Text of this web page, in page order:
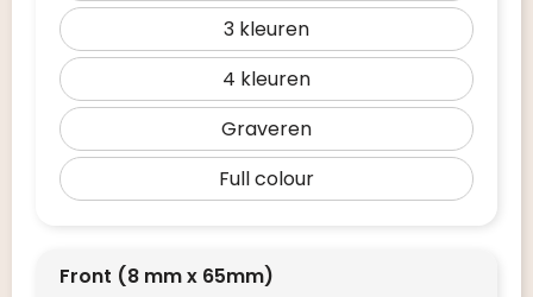
3
4
Graveren
Full colour
Front (8 mm x 65mm)